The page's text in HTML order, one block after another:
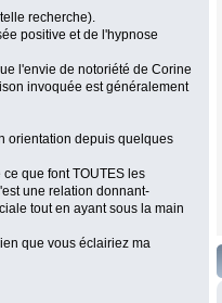
recherche).
positive et de l'hypnose
l'envie de notoriété de Corine
invoquée est généralement
orientation depuis quelques
que font TOUTES les
une relation donnant-
tout en ayant sous la main
que vous éclairiez ma